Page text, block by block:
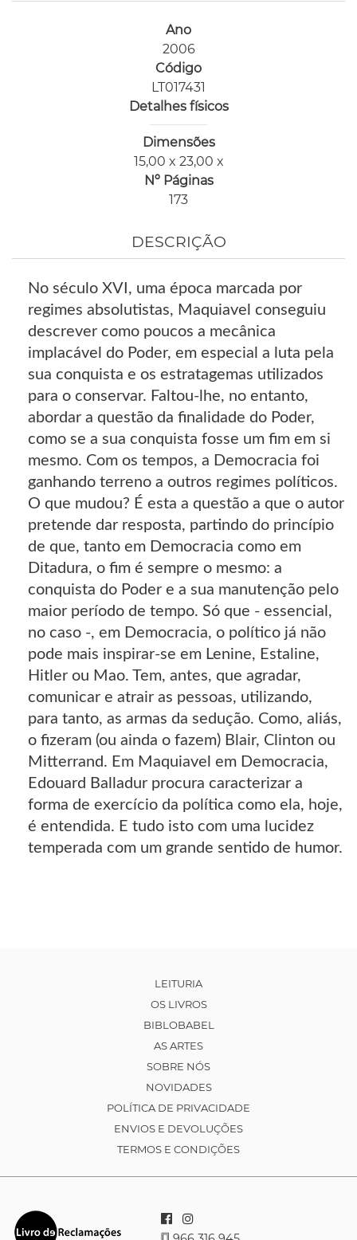
Ano
2006
Código
LT017431
Detalhes físicos
Dimensões
15,00 x 23,00 x
Nº Páginas
173
DESCRIÇÃO
No século XVI, uma época marcada por
regimes absolutistas, Maquiavel conseguiu
descrever como poucos a mecânica
implacável do Poder, em especial a luta pela
sua conquista e os estratagemas utilizados
para o conservar. Faltou-lhe, no entanto,
abordar a questão da finalidade do Poder,
como se a sua conquista fosse um fim em si
mesmo. Com os tempos, a Democracia foi
ganhando terreno a outros regimes políticos.
O que mudou? É esta a questão a que o autor
pretende dar resposta, partindo do princípio
de que, tanto em Democracia como em
Ditadura, o fim é sempre o mesmo: a
conquista do Poder e a sua manutenção pelo
maior período de tempo. Só que - essencial,
no caso -, em Democracia, o político já não
pode mais inspirar-se em Lenine, Estaline,
Hitler ou Mao. Tem, antes, que agradar,
comunicar e atrair as pessoas, utilizando,
para tanto, as armas da sedução. Como, aliás,
o fizeram (ou ainda o fazem) Blair, Clinton ou
Mitterrand. Em Maquiavel em Democracia,
Edouard Balladur procura caracterizar a
forma de exercício da política como ela, hoje,
é entendida. E tudo isto com uma lucidez
temperada com um grande sentido de humor.
LEITURIA
OS LIVROS
BIBLOBABEL
AS ARTES
SOBRE NÓS
NOVIDADES
POLÍTICA DE PRIVACIDADE
ENVIOS E DEVOLUÇÕES
TERMOS E CONDIÇÕES